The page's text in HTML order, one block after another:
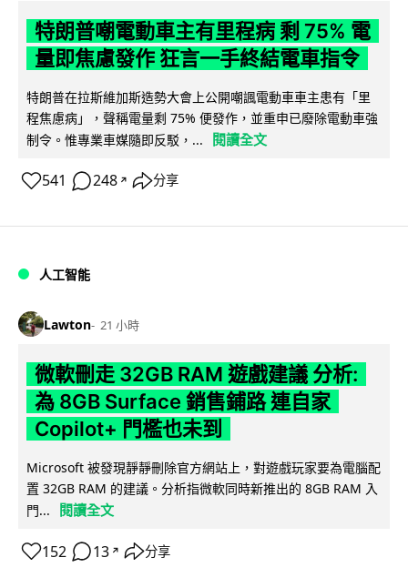
特朗普嘲電動車主有里程病 剩 75% 電
量即焦慮發作 狂言一手終結電車指令
特朗普在拉斯維加斯造勢大會上公開嘲諷電動車車主患有「里
程焦慮病」，聲稱電量剩 75% 便發作，並重申已廢除電動車強
制令。惟專業車媒隨即反駁，...
閱讀全文
541 248 ↗ 分享
人工智能
Lawton 21 小時
微軟刪走 32GB RAM 遊戲建議 分析:
為 8GB Surface 銷售鋪路 連自家
Copilot+ 門檻也未到
Microsoft 被發現靜靜刪除官方網站上，對遊戲玩家要為電腦配
置 32GB RAM 的建議。分析指微軟同時新推出的 8GB RAM 入
門...
閱讀全文
152 13 ↗ 分享